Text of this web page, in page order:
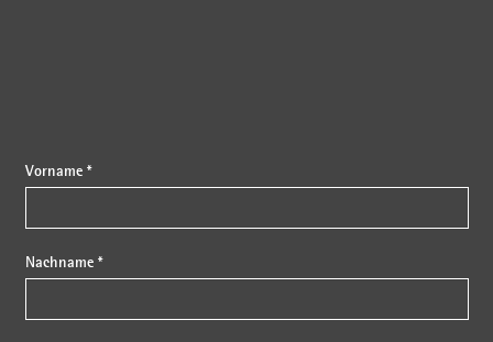
Vorname *
Nachname *